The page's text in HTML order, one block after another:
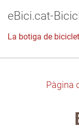
eBici.cat-
La botiga de
Pàgina